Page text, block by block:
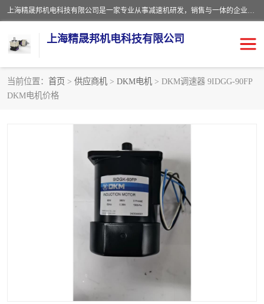
上海精晟邦机电科技有限公司是一家专业从事减速机研发，销售与一体的企业。公司拥有资深技术人员和技术团队服务人才，致力于为广大客户提供专业，细致的产品服务。主营产品有：中型减速电机，微型调速电机，精密行星减速机，蜗轮蜗杆减速机，RFKS四大系列减速机，SKM双曲面齿轮减速机，齿轮减速电机，行星减速机，防爆电机，变频器等系列；产品广泛用于汽车，船舶，能源，环保，包装，物流等领域，欢迎咨询。
上海精晟邦机电科技有限公司
当前位置： 首页 > 供应商机 > DKM电机 > DKM调速器 9IDGG-90FP
DKM电机价格
减速电机
精晟邦四大系列
精晟邦微型齿轮减速电机
晟邦电机